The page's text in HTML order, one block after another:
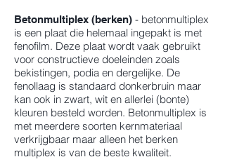
Betonmultiplex (berken) - betonmultiplex
is een plaat die helemaal ingepakt is met
fenofilm. Deze plaat wordt vaak gebruikt
voor constructieve doeleinden zoals
bekistingen, podia en dergelijke. De
fenollaag is standaard donkerbruin maar
kan ook in zwart, wit en allerlei (bonte)
kleuren besteld worden. Betonmultiplex is
met meerdere soorten kernmateriaal
verkrijgbaar maar alleen het berken
multiplex is van de beste kwaliteit.